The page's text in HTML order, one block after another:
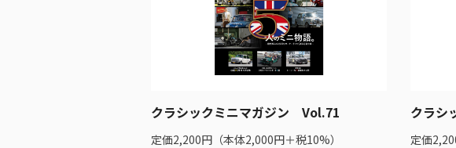
クラシックミニマガジン Vol.71
定価2,200円（本体2,000円＋税10%）
クラシ
定価